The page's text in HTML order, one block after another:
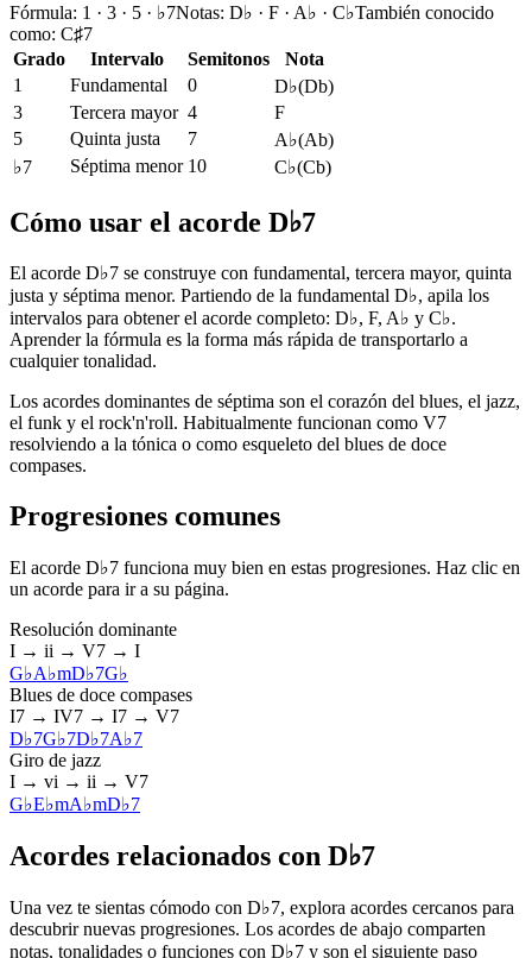
Fórmula: 1 · 3 · 5 · ♭7Notas: D♭ · F · A♭ · C♭También conocido
como: C♯7
Grado
Intervalo Semitonos
Nota
1
Fundamental 0 D♭(Db)
3
Tercera mayor 4
F
5
Quinta justa 7 A♭(Ab)
♭7
Séptima menor 10 C♭(Cb)
Cómo usar el acorde D♭7
El acorde D♭7 se construye con fundamental, tercera mayor, quinta
justa y séptima menor. Partiendo de la fundamental D♭, apila los
intervalos para obtener el acorde completo: D♭, F, A♭ y C♭.
Aprender la fórmula es la forma más rápida de transportarlo a
cualquier tonalidad.
Los acordes dominantes de séptima son el corazón del blues, el jazz,
el funk y el rock'n'roll. Habitualmente funcionan como V7
resolviendo a la tónica o como esqueleto del blues de doce
compases.
Progresiones comunes
El acorde D♭7 funciona muy bien en estas progresiones. Haz clic en
un acorde para ir a su página.
Resolución dominante
I → ii → V7 → I
G♭A♭mD♭7G♭
Blues de doce compases
I7 → IV7 → I7 → V7
D♭7G♭7D♭7A♭7
Giro de jazz
I → vi → ii → V7
G♭E♭mA♭mD♭7
Acordes relacionados con D♭7
Una vez te sientas cómodo con D♭7, explora acordes cercanos para
descubrir nuevas progresiones. Los acordes de abajo comparten
notas, tonalidades o funciones con D♭7 y son el siguiente paso